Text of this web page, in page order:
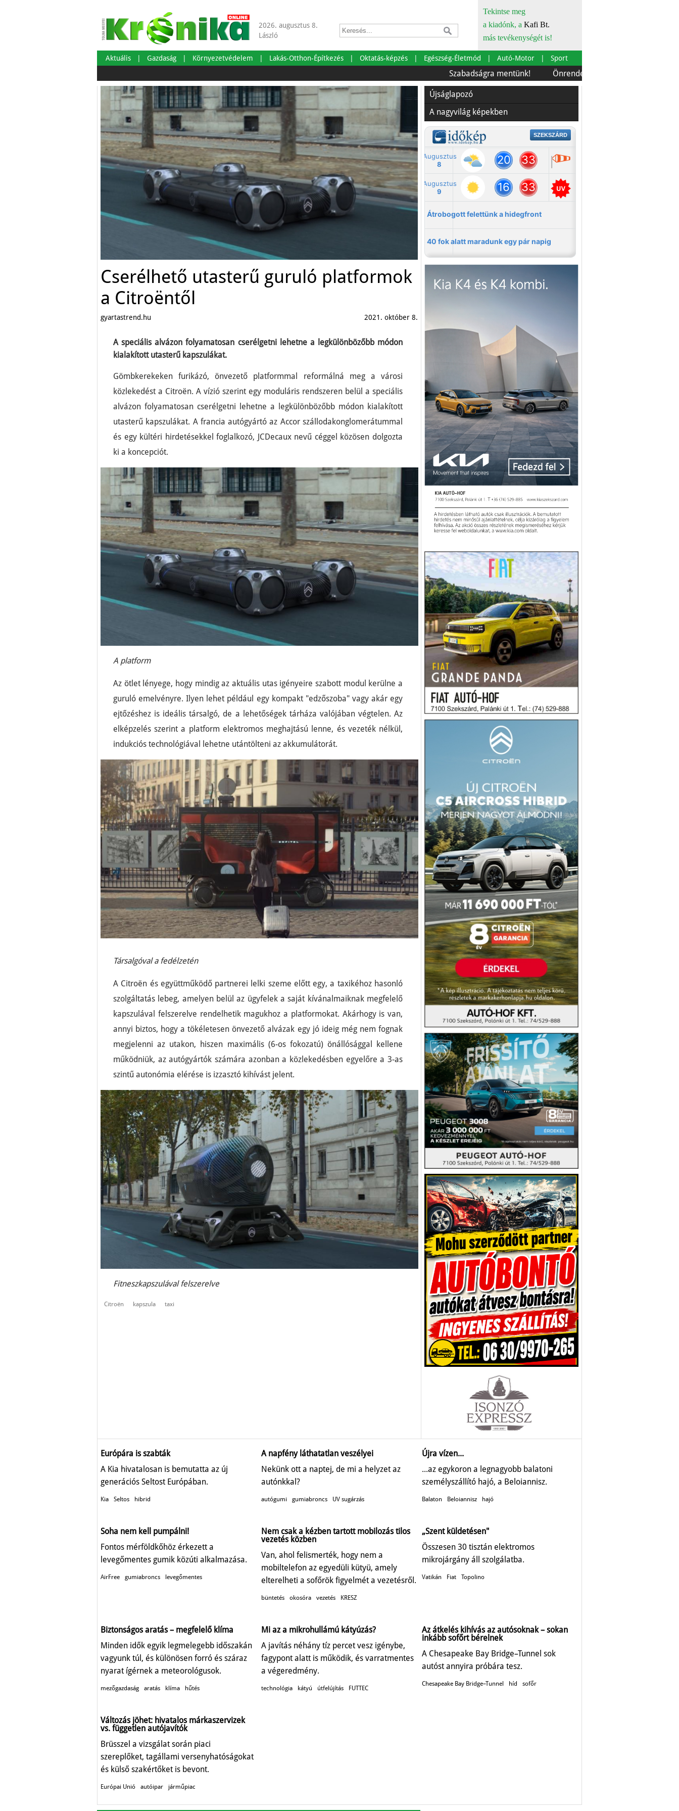
2026. augusztus 8.
László
Tekintse meg
a kiadónk, a Kafi Bt.
más tevékenységét is!
Aktuális Gazdaság Környezetvédelem Lakás-Otthon-Építkezés Oktatás-képzés Egészség-Életmód Autó-Motor Sport
Szabadságra mentünk! Önrendelkezés és szürkebarát
Cserélhető utasterű guruló platformok
a Citroëntől
gyartastrend.hu 2021. október 8.
A speciális alvázon folyamatosan cserélgetni lehetne a legkülönbözőbb módon
kialakított utasterű kapszulákat.
Gömbkerekeken furikázó, önvezető platformmal reformálná meg a városi
közlekedést a Citroën. A vízió szerint egy moduláris rendszeren belül a speciális
alvázon folyamatosan cserélgetni lehetne a legkülönbözőbb módon kialakított
utasterű kapszulákat. A francia autógyártó az Accor szállodakonglomerátummal
és egy kültéri hirdetésekkel foglalkozó, JCDecaux nevű céggel közösen dolgozta
ki a koncepciót.
A platform
Az ötlet lényege, hogy mindig az aktuális utas igényeire szabott modul kerülne a
guruló emelvényre. Ilyen lehet például egy kompakt "edzőszoba" vagy akár egy
ejtőzéshez is ideális társalgó, de a lehetőségek tárháza valójában végtelen. Az
elképzelés szerint a platform elektromos meghajtású lenne, és vezeték nélkül,
indukciós technológiával lehetne utántölteni az akkumulátorát.
Társalgóval a fedélzetén
A Citroën és együttműködő partnerei lelki szeme előtt egy, a taxikéhoz hasonló
szolgáltatás lebeg, amelyen belül az ügyfelek a saját kívánalmaiknak megfelelő
kapszulával felszerelve rendelhetik magukhoz a platformokat. Akárhogy is van,
annyi biztos, hogy a tökéletesen önvezető alvázak egy jó ideig még nem fognak
megjelenni az utakon, hiszen maximális (6-os fokozatú) önállósággal kellene
működniük, az autógyártók számára azonban a közlekedésben egyelőre a 3-as
szintű autonómia elérése is izzasztó kihívást jelent.
Fitneszkapszulával felszerelve
Citroën kapszula taxi
Újságlapozó
A nagyvilág képekben
Európára is szabták
A Kia hivatalosan is bemutatta az új
generációs Seltost Európában.
Kia Seltos hibrid
A napfény láthatatlan veszélyei
Nekünk ott a naptej, de mi a helyzet az
autónkkal?
autógumi gumiabroncs UV sugárzás
Újra vízen...
...az egykoron a legnagyobb balatoni
személyszállító hajó, a Beloiannisz.
Balaton Beloiannisz hajó
Soha nem kell pumpálni!
Fontos mérföldkőhöz érkezett a
levegőmentes gumik közúti alkalmazása.
AirFree gumiabroncs levegőmentes
Nem csak a kézben tartott mobilozás tilos
vezetés közben
Van, ahol felismerték, hogy nem a
mobiltelefon az egyedüli kütyü, amely
elterelheti a sofőrök figyelmét a vezetésről.
büntetés okosóra vezetés KRESZ
„Szent küldetésen"
Összesen 30 tisztán elektromos
mikrojárgány áll szolgálatba.
Vatikán Fiat Topolino
Biztonságos aratás – megfelelő klíma
Minden idők egyik legmelegebb időszakán
vagyunk túl, és különösen forró és száraz
nyarat ígérnek a meteorológusok.
mezőgazdaság aratás klíma hűtés
Mi az a mikrohullámú kátyúzás?
A javítás néhány tíz percet vesz igénybe,
fagypont alatt is működik, és varratmentes
a végeredmény.
technológia kátyú útfelújítás FUTTEC
Az átkelés kihívás az autósoknak – sokan
inkább sofőrt bérelnek
A Chesapeake Bay Bridge–Tunnel sok
autóst annyira próbára tesz.
Chesapeake Bay Bridge–Tunnel híd sofőr
Változás jöhet: hivatalos márkaszervizek
vs. független autójavítók
Brüsszel a vizsgálat során piaci
szereplőket, tagállami versenyhatóságokat
és külső szakértőket is bevont.
Európai Unió autóipar járműpiac